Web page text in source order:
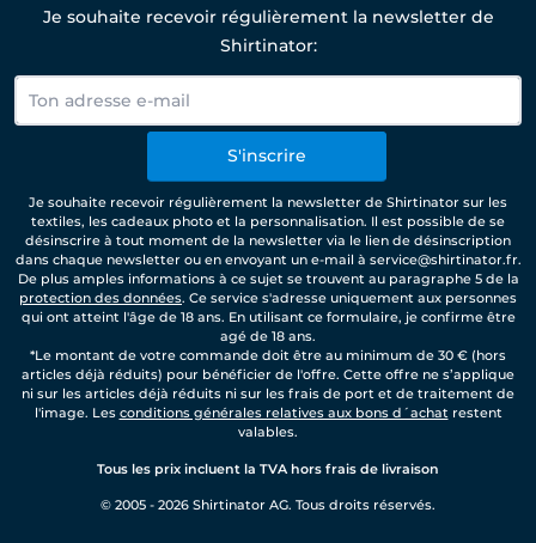
Je souhaite recevoir régulièrement la newsletter de
Shirtinator:
S'inscrire
Je souhaite recevoir régulièrement la newsletter de Shirtinator sur les
textiles, les cadeaux photo et la personnalisation. Il est possible de se
désinscrire à tout moment de la newsletter via le lien de désinscription
dans chaque newsletter ou en envoyant un e-mail à service@shirtinator.fr.
De plus amples informations à ce sujet se trouvent au paragraphe 5 de la
protection des données. Ce service s'adresse uniquement aux personnes
qui ont atteint l'âge de 18 ans. En utilisant ce formulaire, je confirme être
agé de 18 ans.
*Le montant de votre commande doit être au minimum de 30 € (hors
articles déjà réduits) pour bénéficier de l'offre. Cette offre ne s’applique
ni sur les articles déjà réduits ni sur les frais de port et de traitement de
l'image. Les conditions générales relatives aux bons d´achatrestent
valables.
Tous les prix incluent la TVA hors frais de livraison
© 2005 - 2026 Shirtinator AG. Tous droits réservés.